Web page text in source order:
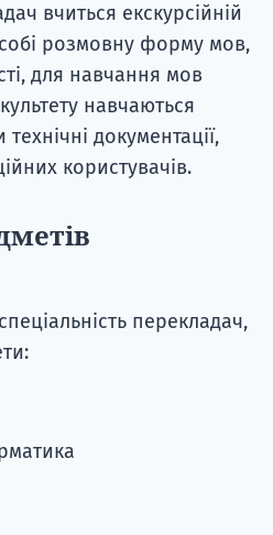
вчиться екскурсійній
собі розмовну форму мов,
для навчання мов
навчаються
документації,
користувачів.
перекладач,